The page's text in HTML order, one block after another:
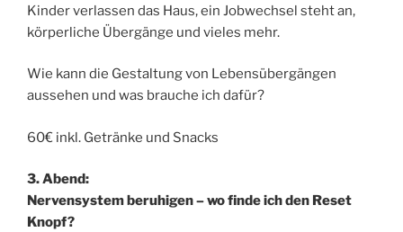
Kinder verlassen das Haus, ein Jobwechsel steht an,
körperliche Übergänge und vieles mehr.
Wie kann die Gestaltung von Lebensübergängen
aussehen und was brauche ich dafür?
60€ inkl. Getränke und Snacks
3. Abend:
Nervensystem beruhigen – wo finde ich den Reset
Knopf?